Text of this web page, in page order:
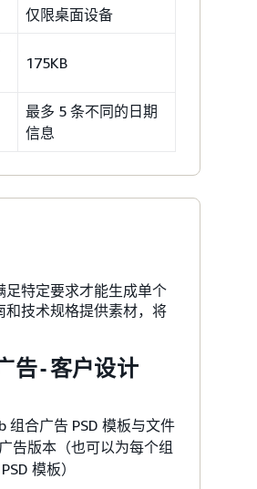
仅限桌面设备
175KB
最多 5 条不同的日期
信息
足特定要求才能生成单个
和技术规格提供素材，将
告 - 客户设计
组合广告 PSD 模板与文件
告版本（也可以为每个组
模板）